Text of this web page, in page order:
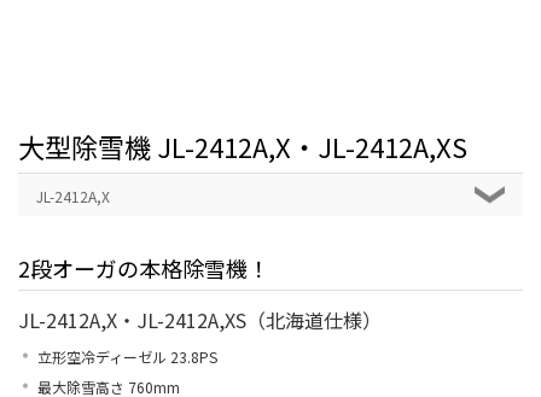
大型除雪機 JL-2412A,X・JL-2412A,XS
JL-2412A,X
2段オーガの本格除雪機！
JL-2412A,X・JL-2412A,XS（北海道仕様）
立形空冷ディーゼル 23.8PS
最大除雪高さ 760mm